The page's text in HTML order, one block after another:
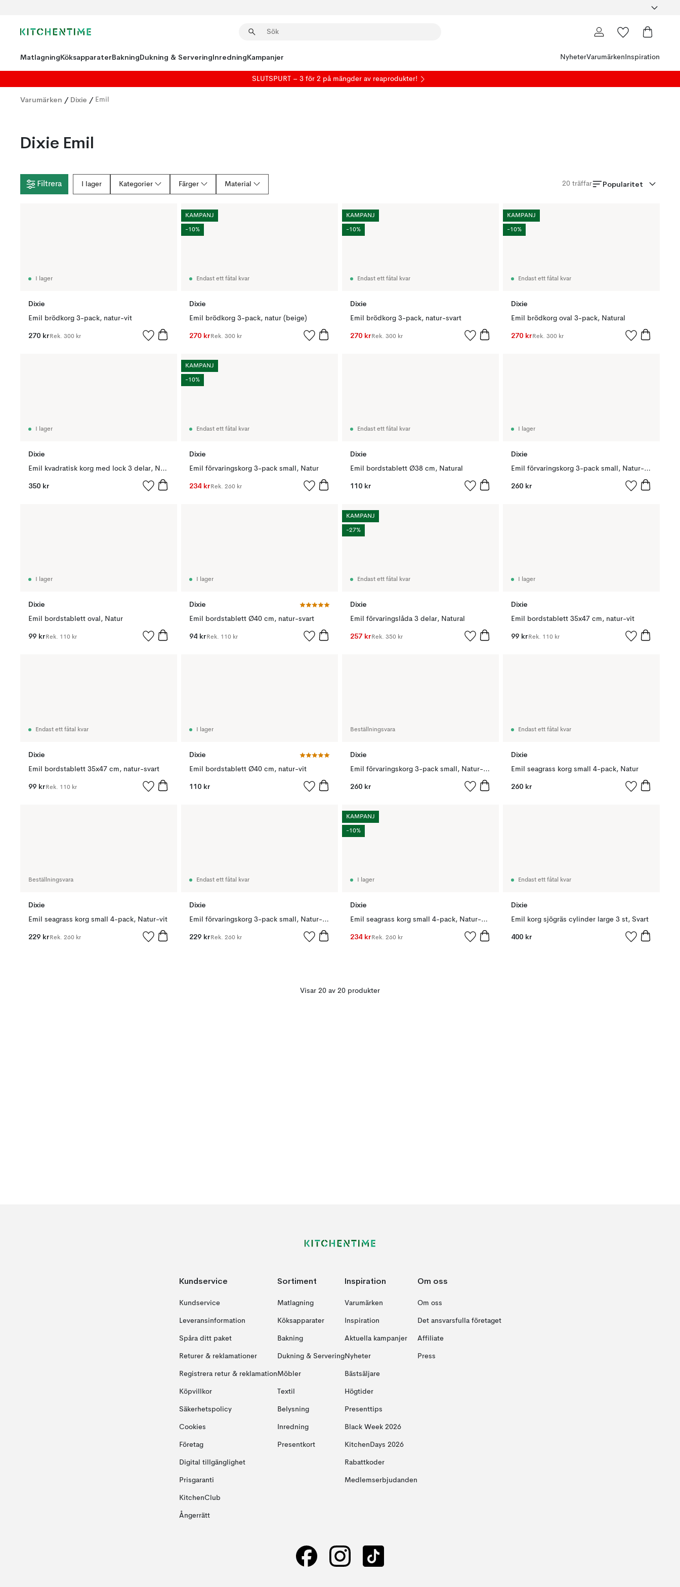
MatlagningKöksapparaterBakningDukning & ServeringInredningKampanjer NyheterVarumärken Inspiration
SLUTSPURT – 3 för 2 på mängder av reaprodukter!
Varumärken / Dixie / Emil
Dixie Emil
Filtrera I lager Kategorier Färger Material 20 träffar Popularitet
I lager
Dixie
Emil brödkorg 3-pack, natur-vit
270 kr Rek. 300 kr
Endast ett fåtal kvar
Dixie
Emil brödkorg 3-pack, natur (beige)
270 kr Rek. 300 kr
KAMPANJ
-10%
Endast ett fåtal kvar
Dixie
Emil brödkorg 3-pack, natur-svart
270 kr Rek. 300 kr
KAMPANJ
-10%
Endast ett fåtal kvar
Dixie
Emil brödkorg oval 3-pack, Natural
270 kr Rek. 300 kr
KAMPANJ
-10%
I lager
Dixie
Emil kvadratisk korg med lock 3 delar, Natural
350 kr
Endast ett fåtal kvar
Dixie
Emil förvaringskorg 3-pack small, Natur
234 kr Rek. 260 kr
KAMPANJ
-10%
Endast ett fåtal kvar
Dixie
Emil bordstablett Ø38 cm, Natural
110 kr
I lager
Dixie
Emil förvaringskorg 3-pack small, Natur-vit
260 kr
I lager
Dixie
Emil bordstablett oval, Natur
99 kr Rek. 110 kr
I lager
Dixie
Emil bordstablett Ø40 cm, natur-svart
94 kr Rek. 110 kr
Endast ett fåtal kvar
Dixie
Emil förvaringslåda 3 delar, Natural
257 kr Rek. 350 kr
KAMPANJ
-27%
I lager
Dixie
Emil bordstablett 35x47 cm, natur-vit
99 kr Rek. 110 kr
Endast ett fåtal kvar
Dixie
Emil bordstablett 35x47 cm, natur-svart
99 kr Rek. 110 kr
I lager
Dixie
Emil bordstablett Ø40 cm, natur-vit
110 kr
Beställningsvara
Dixie
Emil förvaringskorg 3-pack small, Natur-svart
260 kr
Endast ett fåtal kvar
Dixie
Emil seagrass korg small 4-pack, Natur
260 kr
Beställningsvara
Dixie
Emil seagrass korg small 4-pack, Natur-vit
229 kr Rek. 260 kr
Endast ett fåtal kvar
Dixie
Emil förvaringskorg 3-pack small, Natur-brun
229 kr Rek. 260 kr
I lager
Dixie
Emil seagrass korg small 4-pack, Natur-brun
234 kr Rek. 260 kr
KAMPANJ
-10%
Endast ett fåtal kvar
Dixie
Emil korg sjögräs cylinder large 3 st, Svart
400 kr
Visar 20 av 20 produkter
Kundservice
Kundservice
Leveransinformation
Spåra ditt paket
Returer & reklamationer
Registrera retur & reklamation
Köpvillkor
Säkerhetspolicy
Cookies
Företag
Digital tillgänglighet
Prisgaranti
KitchenClub
Ångerrätt
Sortiment
Matlagning
Köksapparater
Bakning
Dukning & Servering
Möbler
Textil
Belysning
Inredning
Presentkort
Inspiration
Varumärken
Inspiration
Aktuella kampanjer
Nyheter
Bästsäljare
Högtider
Presenttips
Black Week 2026
KitchenDays 2026
Rabattkoder
Medlemserbjudanden
Om oss
Om oss
Det ansvarsfulla företaget
Affiliate
Press